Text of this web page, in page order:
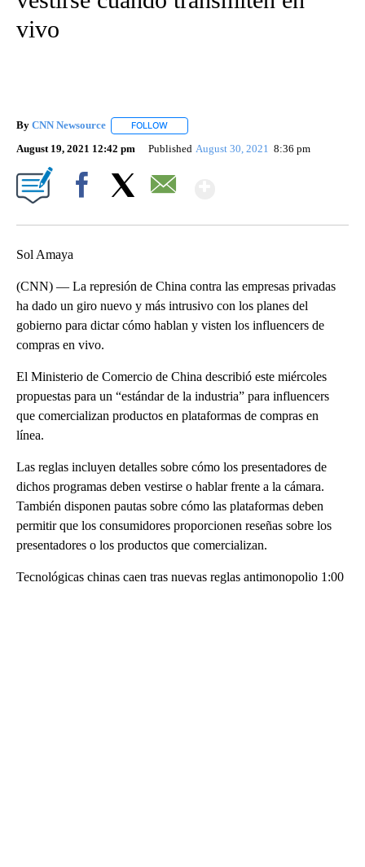
vivo
By CNN Newsource FOLLOW
August 19, 2021 12:42 pm Published August 30, 2021 8:36 pm
Sol Amaya
(CNN) — La represión de China contra las empresas privadas
ha dado un giro nuevo y más intrusivo con los planes del
gobierno para dictar cómo hablan y visten los influencers de
compras en vivo.
El Ministerio de Comercio de China describió este miércoles
propuestas para un “estándar de la industria” para influencers
que comercializan productos en plataformas de compras en
línea.
Las reglas incluyen detalles sobre cómo los presentadores de
dichos programas deben vestirse o hablar frente a la cámara.
También disponen pautas sobre cómo las plataformas deben
permitir que los consumidores proporcionen reseñas sobre los
presentadores o los productos que comercializan.
Tecnológicas chinas caen tras nuevas reglas antimonopolio 1:00